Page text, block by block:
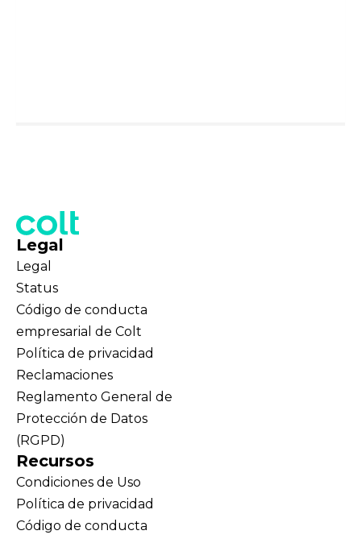
Legal
Legal
Status
Código de conducta
empresarial de Colt
Política de privacidad
Reclamaciones
Reglamento General de
Protección de Datos
(RGPD)
Recursos
Condiciones de Uso
Política de privacidad
Código de conducta